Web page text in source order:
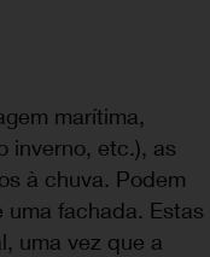
marítima,
inverno, etc.), as
à chuva. Podem
fachada. Estas
uma vez que a